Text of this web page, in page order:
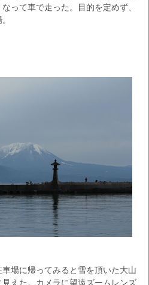
って車で走った。目的を定めず、
場に帰ってみると雪を頂いた大山
えた。カメラに望遠ズームレンズ